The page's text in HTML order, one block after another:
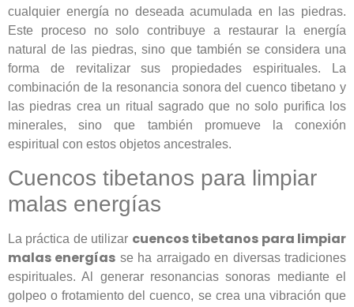
cualquier energía no deseada acumulada en las piedras.
Este proceso no solo contribuye a restaurar la energía
natural de las piedras, sino que también se considera una
forma de revitalizar sus propiedades espirituales. La
combinación de la resonancia sonora del cuenco tibetano y
las piedras crea un ritual sagrado que no solo purifica los
minerales, sino que también promueve la conexión
espiritual con estos objetos ancestrales.
Cuencos tibetanos para limpiar
malas energías
La práctica de utilizar cuencos tibetanos para limpiar
malas energías se ha arraigado en diversas tradiciones
espirituales. Al generar resonancias sonoras mediante el
golpeo o frotamiento del cuenco, se crea una vibración que